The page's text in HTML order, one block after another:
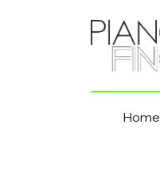
Home